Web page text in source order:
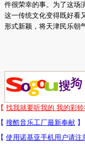
件很荣幸的事。为了这场
这一传统文化变得既好看
形式新颖，将天津民乐朝